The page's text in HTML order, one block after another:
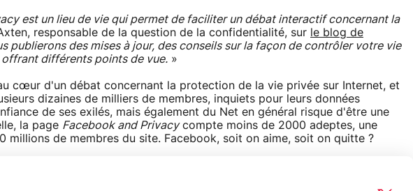
est un lieu de vie qui permet de faciliter un débat interactif concernant la
responsable de la question de la confidentialité, sur le blog de
publierons des mises à jour, des conseils sur la façon de contrôler votre vie
différents points de vue. »
cœur d'un débat concernant la protection de la vie privée sur Internet, et
dizaines de milliers de membres, inquiets pour leurs données
de ses exilés, mais également du Net en général risque d'être une
la page Facebook and Privacycompte moins de 2000 adeptes, une
millions de membres du site. Facebook, soit on aime, soit on quitte ?